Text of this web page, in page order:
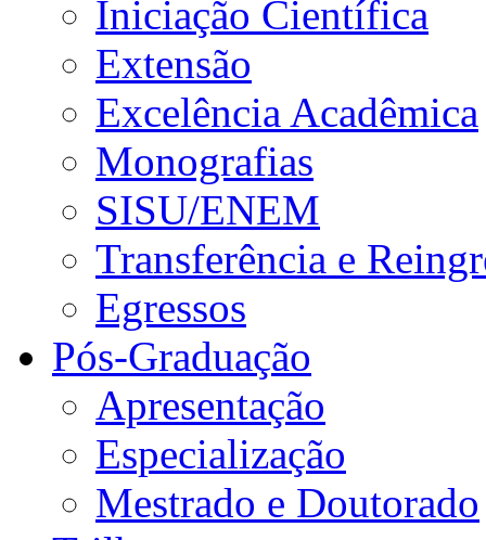
Iniciação Científica
Extensão
Excelência Acadêmica
Monografias
SISU/ENEM
Transferência e
Egressos
Pós-Graduação
Apresentação
Especialização
Mestrado e Doutorado